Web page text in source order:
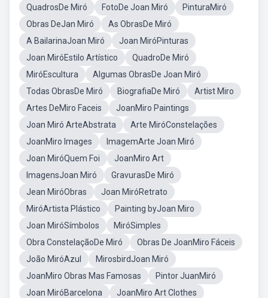
QuadrosDe Miró
FotoDe Joan Miró
PinturaMiró
Obras DeJan Miró
As ObrasDe Miró
A BailarinaJoan Miró
Joan MiróPinturas
Joan MiróEstilo Artístico
QuadroDe Miró
MiróEscultura
Algumas ObrasDe Joan Miró
Todas ObrasDe Miró
BiografiaDe Miró
Artist Miro
Artes DeMiro Faceis
JoanMiro Paintings
Joan Miró ArteAbstrata
Arte MiróConstelações
JoanMiro Images
ImagemArte Joan Miró
Joan MiróQuem Foi
JoanMiro Art
ImagensJoan Miró
GravurasDe Miró
Jean MiróObras
Joan MiróRetrato
MiróArtista Plástico
Painting byJoan Miro
Joan MiróSímbolos
MiróSimples
Obra ConstelaçãoDe Miró
Obras De JoanMiro Fáceis
João MiróAzul
MirosbirdJoan Miró
JoanMiro Obras Mas Famosas
Pintor JuanMiró
Joan MiróBarcelona
JoanMiro Art Clothes